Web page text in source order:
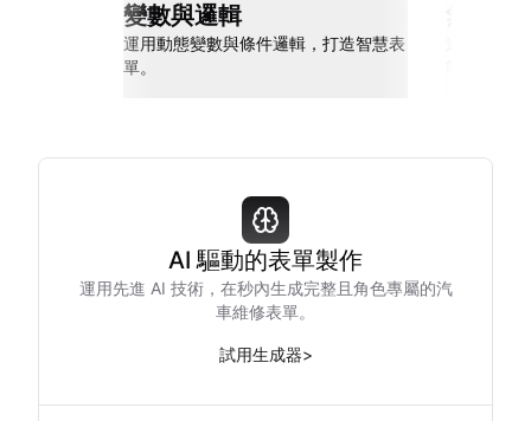
變數與邏輯
運用動態變數與條件邏輯，打造智慧表
單。
AI 驅動的表單製作
運用先進 AI 技術，在秒內生成完整且角色專屬的汽
車維修表單。
試用生成器>